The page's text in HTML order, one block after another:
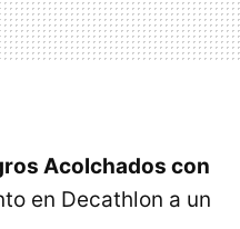
Acolchados con
en Decathlon a un